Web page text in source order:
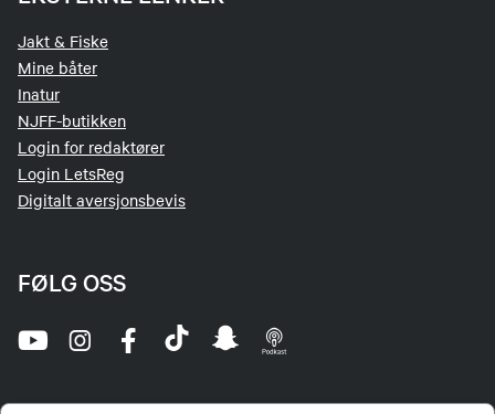
Jakt & Fiske
Mine båter
Inatur
NJFF-butikken
Login for redaktører
Login LetsReg
Digitalt aversjonsbevis
FØLG OSS